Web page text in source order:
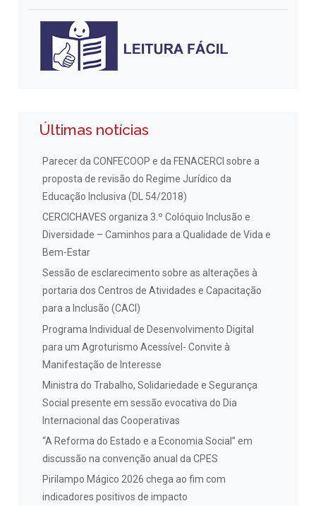
Últimas notícias
Parecer da CONFECOOP e da FENACERCI sobre a
proposta de revisão do Regime Jurídico da
Educação Inclusiva (DL 54/2018)
CERCICHAVES organiza 3.º Colóquio Inclusão e
Diversidade – Caminhos para a Qualidade de Vida e
Bem-Estar
Sessão de esclarecimento sobre as alterações à
portaria dos Centros de Atividades e Capacitação
para a Inclusão (CACI)
Programa Individual de Desenvolvimento Digital
para um Agroturismo Acessível- Convite à
Manifestação de Interesse
Ministra do Trabalho, Solidariedade e Segurança
Social presente em sessão evocativa do Dia
Internacional das Cooperativas
“A Reforma do Estado e a Economia Social” em
discussão na convenção anual da CPES
Pirilampo Mágico 2026 chega ao fim com
indicadores positivos de impacto